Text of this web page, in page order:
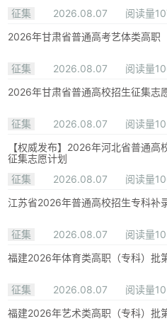
征集
2026.08.07
阅读量
2026年甘肃省普通高考艺体类高职
征集 2026.08.07
阅读量
2026年甘肃省普通高校招生征集志
征集 2026.08.07
阅读量
【权威发布】2026年河北省普通
征集志愿计划
征集
2026.08.07
阅读量
江苏省2026年普通高校招生专科补
征集 2026.08.07
阅读量
福建2026年体育类高职（专科）批
征集 2026.08.07
阅读量
福建2026年艺术类高职（专科）批